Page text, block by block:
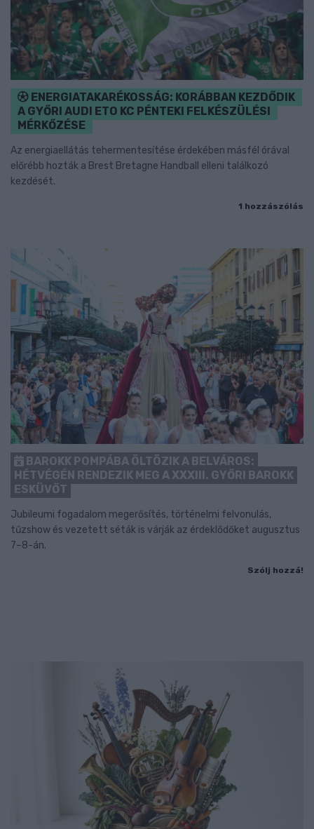
ENERGIATAKARÉKOSSÁG: KORÁBBAN KEZDŐDIK
A GYŐRI AUDI ETO KC PÉNTEKI FELKÉSZÜLÉSI
MÉRKŐZÉSE
Az energiaellátás tehermentesítése érdekében másfél órával
előrébb hozták a Brest Bretagne Handball elleni találkozó
kezdését.
1 hozzászólás
BAROKK POMPÁBA ÖLTÖZIK A BELVÁROS:
HÉTVÉGÉN RENDEZIK MEG A XXXIII. GYŐRI BAROKK
ESKÜVŐT
Jubileumi fogadalom megerősítés, történelmi felvonulás,
tűzshow és vezetett séták is várják az érdeklődőket augusztus
7–8-án.
Szólj hozzá!